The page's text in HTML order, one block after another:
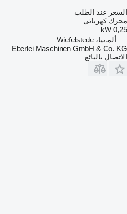
السعر عند الطلب
محرك كهربائي
0,25 kW
ألمانيا، Wiefelstede
Eberlei Maschinen GmbH & Co. KG
الاتصال بالبائع